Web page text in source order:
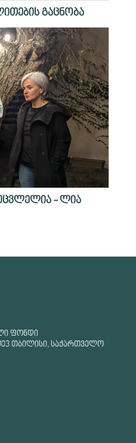
გაცნობა
- ლია
ფონდი
თბილისი, საქართველო